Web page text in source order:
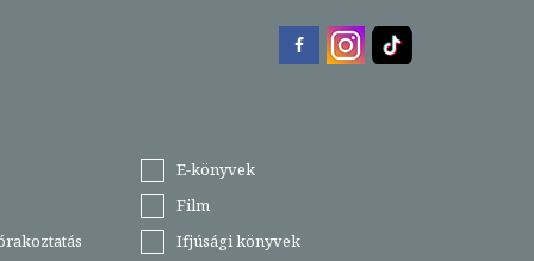
E-könyvek
Film
Ifjúsági könyvek